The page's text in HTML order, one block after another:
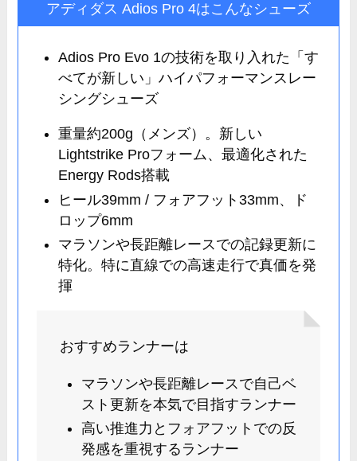
アディダス Adios Pro 4はこんなシューズ
Adios Pro Evo 1の技術を取り入れた「す
べてが新しい」ハイパフォーマンスレー
シングシューズ
重量約200g（メンズ）。新しい
Lightstrike Proフォーム、最適化された
Energy Rods搭載
ヒール39mm / フォアフット33mm、ド
ロップ6mm
マラソンや長距離レースでの記録更新に
特化。特に直線での高速走行で真価を発
揮
おすすめランナーは
マラソンや長距離レースで自己ベ
スト更新を本気で目指すランナー
高い推進力とフォアフットでの反
発感を重視するランナー